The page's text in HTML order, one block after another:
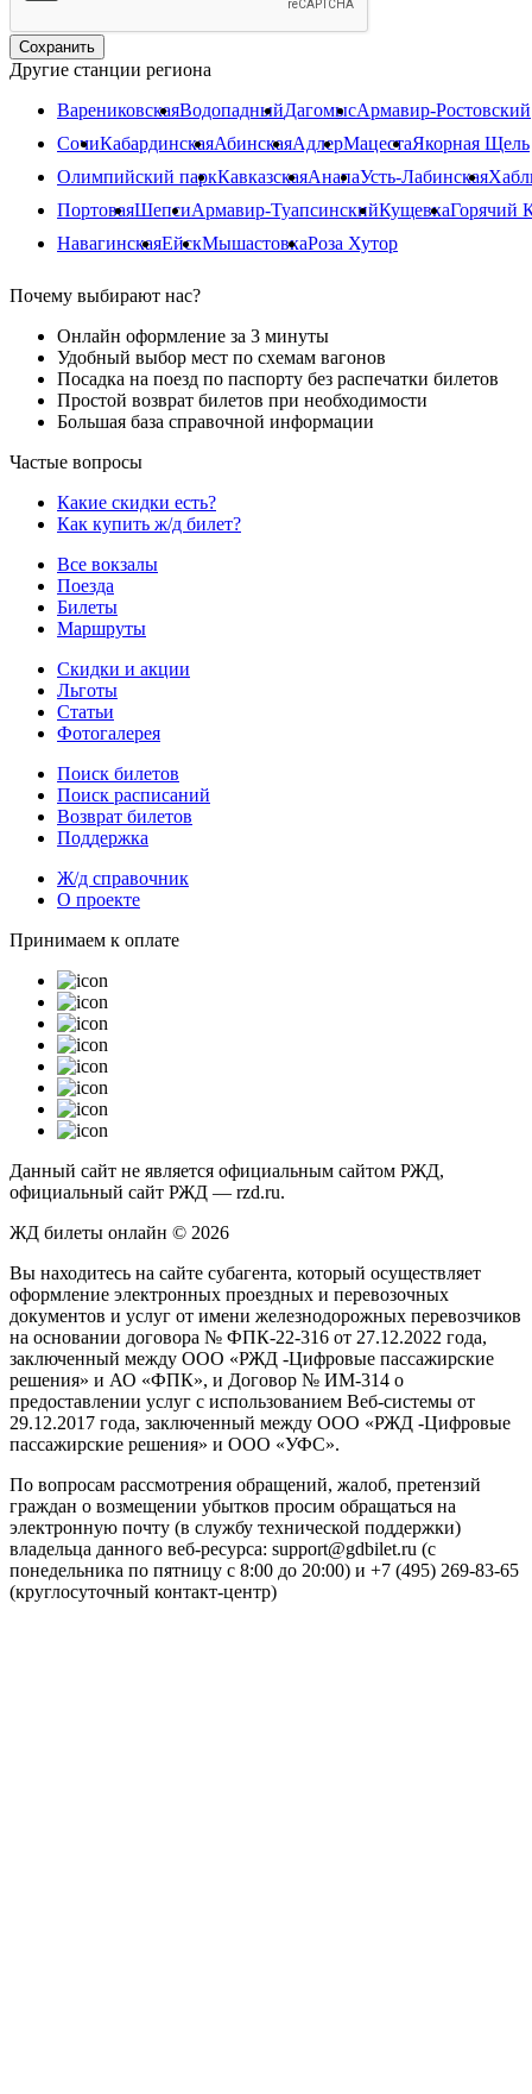
Другие станции региона
ВарениковскаяВодопадныйДагомысАрмавир-Ростовский
СочиКабардинскаяАбинскаяАдлерМацестаЯкорная Щель
Олимпийский паркКавказскаяАнапаУсть-Лабинская
ПортоваяШепсиАрмавир-ТуапсинскийКущевкаГорячий
НавагинскаяЕйскМышастовкаРоза Хутор
Почему выбирают нас?
Онлайн оформление за 3 минуты
Удобный выбор мест по схемам вагонов
Посадка на поезд по паспорту без распечатки билетов
Простой возврат билетов при необходимости
Большая база справочной информации
Частые вопросы
Какие скидки есть?
Как купить ж/д билет?
Все вокзалы
Поезда
Билеты
Маршруты
Скидки и акции
Льготы
Статьи
Фотогалерея
Поиск билетов
Поиск расписаний
Возврат билетов
Поддержка
Ж/д справочник
О проекте
Принимаем к оплате
Данный сайт не является официальным сайтом РЖД,
официальный сайт РЖД — rzd.ru.
ЖД билеты онлайн © 2026
Вы находитесь на сайте субагента, который осуществляет
оформление электронных проездных и перевозочных
документов и услуг от имени железнодорожных перевозчиков
на основании договора № ФПК-22-316 от 27.12.2022 года,
заключенный между ООО «РЖД -Цифровые пассажирские
решения» и АО «ФПК», и Договор № ИМ-314 о
предоставлении услуг с использованием Веб-системы от
29.12.2017 года, заключенный между ООО «РЖД -Цифровые
пассажирские решения» и ООО «УФС».
По вопросам рассмотрения обращений, жалоб, претензий
граждан о возмещении убытков просим обращаться на
электронную почту (в службу технической поддержки)
владельца данного веб-ресурса: support@gdbilet.ru (с
понедельника по пятницу с 8:00 до 20:00) и +7 (495) 269-83-65
(круглосуточный контакт-центр)